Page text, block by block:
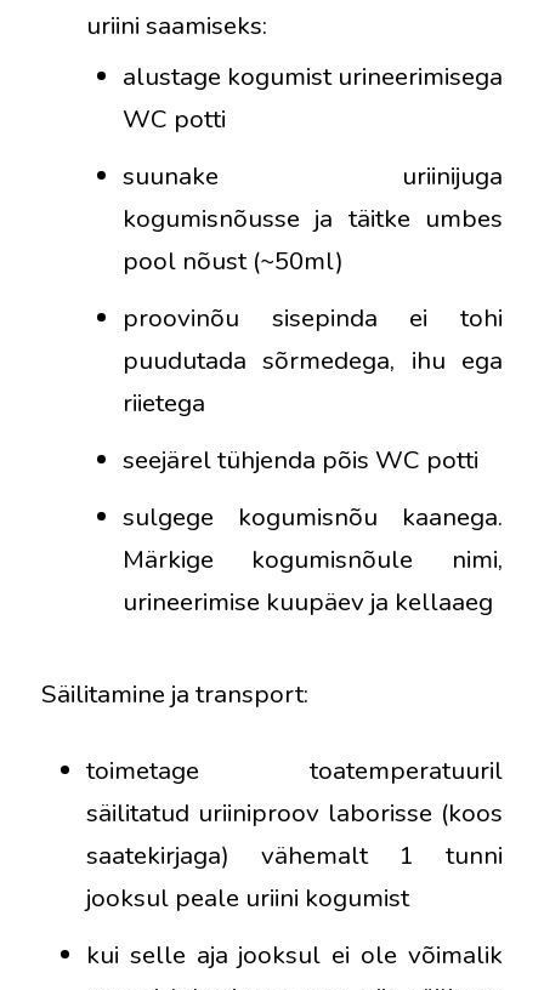
uriini saamiseks:
alustage kogumist urineerimisega
WC potti
suunake uriinijuga
kogumisnõusse ja täitke umbes
pool nõust (~50ml)
proovinõu sisepinda ei tohi
puudutada sõrmedega, ihu ega
riietega
seejärel tühjenda põis WC potti
sulgege kogumisnõu kaanega.
Märkige kogumisnõule nimi,
urineerimise kuupäev ja kellaaeg
Säilitamine ja transport:
toimetage toatemperatuuril
säilitatud uriiniproov laborisse (koos
saatekirjaga) vähemalt 1 tunni
jooksul peale uriini kogumist
kui selle aja jooksul ei ole võimalik